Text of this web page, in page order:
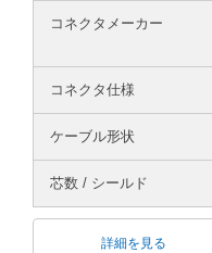
コネクタメーカー
コネクタ仕様
ケーブル形状
芯数 / シールド
詳細を見る